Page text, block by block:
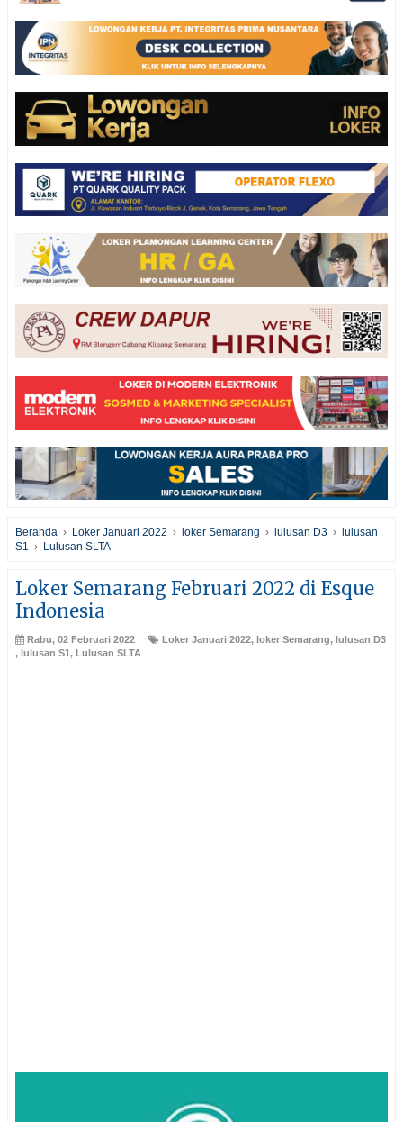
Beranda › Loker Januari 2022 › loker Semarang › lulusan D3 ›
lulusan
S1 › Lulusan SLTA
Loker Semarang Februari 2022 di Esque
Indonesia
Rabu, 02 Februari 2022 Loker Januari 2022, loker Semarang, lulusan D3
, lulusan S1 , Lulusan SLTA